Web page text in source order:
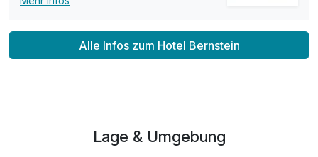
2 Erwachsene und 1 KindAlle Infos zum Hotel Bernstein
Lage & Umgebung